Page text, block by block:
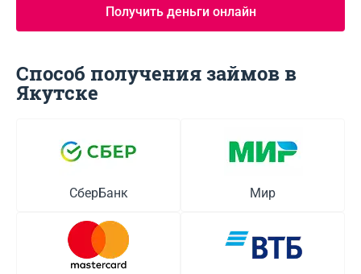
Получить деньги онлайн
Способ получения займов в
Якутскe
СберБанк Мир